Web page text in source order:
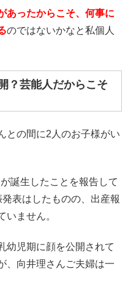
あったからこそ、何事に
のではないかなと私個人
？芸能人だからこそ
との間に2人のお子様がい
誕生したことを報告して
表はしたものの、出産報
いません。
幼児期に顔を公開されて
、向井理さんご夫婦は一